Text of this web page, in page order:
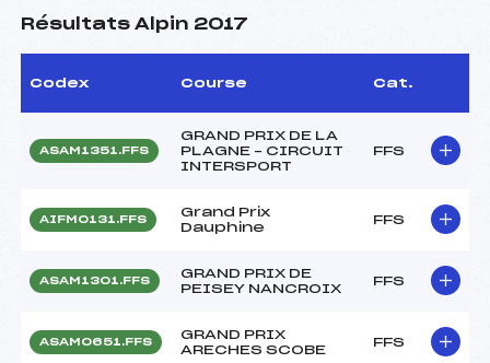
Résultats Alpin 2017
Codex Course Cat.
ASAM1351.FFS
GRAND PRIX DE LA
PLAGNE – CIRCUIT
INTERSPORT
FFS
AIFM0131.FFS
Grand Prix
Dauphine
FFS
ASAM1301.FFS
GRAND PRIX DE
PEISEY NANCROIX
FFS
ASAM0651.FFS
GRAND PRIX
ARECHES SCOBE
FFS